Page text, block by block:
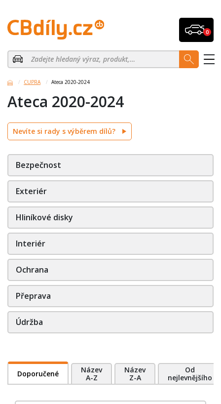
0
CUPRA Ateca 2020-2024
Ateca 2020-2024
Nevíte si rady s výběrem dílů?
Bezpečnost
Exteriér
Hliníkové disky
Interiér
Ochrana
Přeprava
Údržba
Doporučené
Název
A-Z
Název
Z-A
Od
nejlevnějšího